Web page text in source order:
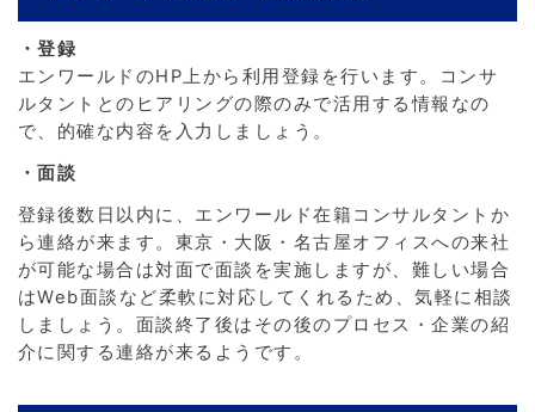
・登録
エンワールドのHP上から利用登録を行います。コンサ
ルタントとのヒアリングの際のみで活用する情報なの
で、的確な内容を入力しましょう。
・面談
登録後数日以内に、エンワールド在籍コンサルタントか
ら連絡が来ます。東京・大阪・名古屋オフィスへの来社
が可能な場合は対面で面談を実施しますが、難しい場合
はWeb面談など柔軟に対応してくれるため、気軽に相談
しましょう。面談終了後はその後のプロセス・企業の紹
介に関する連絡が来るようです。